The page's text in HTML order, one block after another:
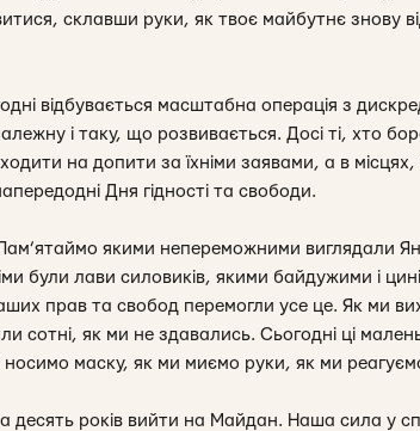
склавши руки, як твоє майбутнє знову
відбувається масштабна операція з
і таку, що розвивається. Досі ті, хто
на допити за їхніми заявами, а в
Дня гідності та свободи.
якими непереможними виглядали
були лави силовиків, якими байдужими і
прав та свобод перемогли усе це. Як ми
сотні, як ми не здавались. Сьогодні ці
маску, як ми миємо руки, як ми реагуємо
десять років вийти на Майдан. Наша сила у